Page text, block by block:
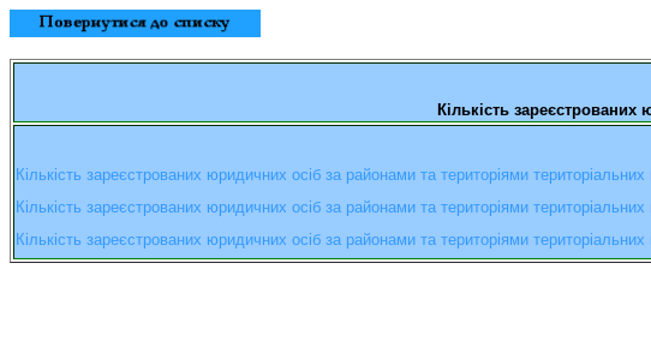
Кількість
Кількість зареєстрованих юридичних осіб за районами та територіями
Кількість зареєстрованих юридичних осіб за районами та територіями
Кількість зареєстрованих юридичних осіб за районами та територіями